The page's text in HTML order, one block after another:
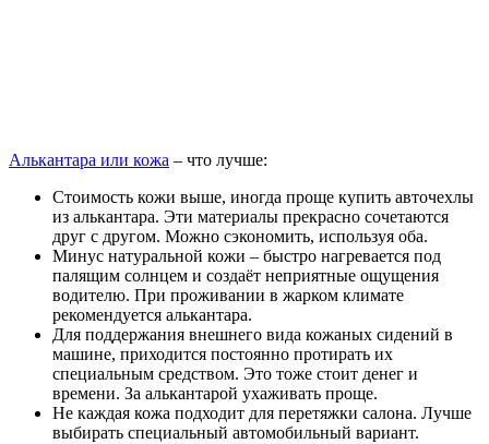
Алькантара или кожа – что лучше:
Стоимость кожи выше, иногда проще купить авточехлы
из алькантара. Эти материалы прекрасно сочетаются
друг с другом. Можно сэкономить, используя оба.
Минус натуральной кожи – быстро нагревается под
палящим солнцем и создаёт неприятные ощущения
водителю. При проживании в жарком климате
рекомендуется алькантара.
Для поддержания внешнего вида кожаных сидений в
машине, приходится постоянно протирать их
специальным средством. Это тоже стоит денег и
времени. За алькантарой ухаживать проще.
Не каждая кожа подходит для перетяжки салона. Лучше
выбирать специальный автомобильный вариант.